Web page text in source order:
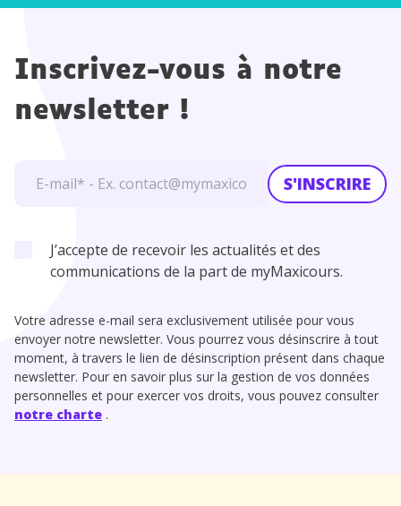
Inscrivez-vous à notre
newsletter !
S'INSCRIRE
J’accepte de recevoir les actualités et des
communications de la part de myMaxicours.
Votre adresse e-mail sera exclusivement utilisée pour vous
envoyer notre newsletter. Vous pourrez vous désinscrire à tout
moment, à travers le lien de désinscription présent dans chaque
newsletter. Pour en savoir plus sur la gestion de vos données
personnelles et pour exercer vos droits, vous pouvez consulter
notre charte .